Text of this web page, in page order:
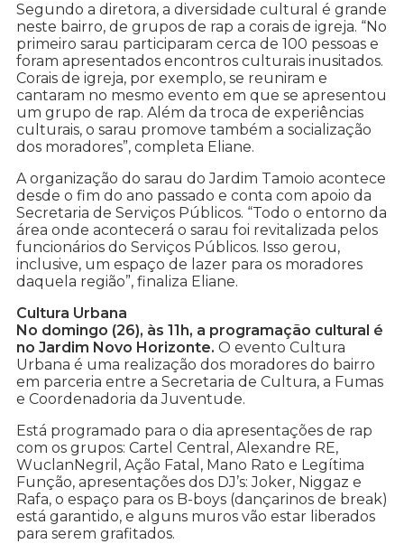
Segundo a diretora, a diversidade cultural é grande
neste bairro, de grupos de rap a corais de igreja. “No
primeiro sarau participaram cerca de 100 pessoas e
foram apresentados encontros culturais inusitados.
Corais de igreja, por exemplo, se reuniram e
cantaram no mesmo evento em que se apresentou
um grupo de rap. Além da troca de experiências
culturais, o sarau promove também a socialização
dos moradores”, completa Eliane.
A organização do sarau do Jardim Tamoio acontece
desde o fim do ano passado e conta com apoio da
Secretaria de Serviços Públicos. “Todo o entorno da
área onde acontecerá o sarau foi revitalizada pelos
funcionários do Serviços Públicos. Isso gerou,
inclusive, um espaço de lazer para os moradores
daquela região”, finaliza Eliane.
Cultura Urbana
No domingo (26), às 11h, a programação cultural é
no Jardim Novo Horizonte. O evento Cultura
Urbana é uma realização dos moradores do bairro
em parceria entre a Secretaria de Cultura, a Fumas
e Coordenadoria da Juventude.
Está programado para o dia apresentações de rap
com os grupos: Cartel Central, Alexandre RE,
WuclanNegril, Ação Fatal, Mano Rato e Legítima
Função, apresentações dos DJ’s: Joker, Niggaz e
Rafa, o espaço para os B-boys (dançarinos de break)
está garantido, e alguns muros vão estar liberados
para serem grafitados.